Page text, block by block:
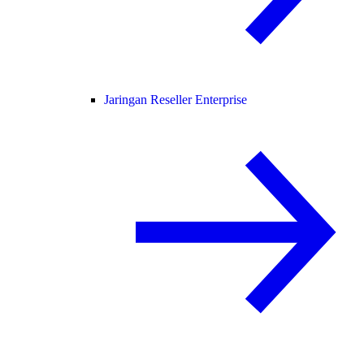
Jaringan Reseller Enterprise